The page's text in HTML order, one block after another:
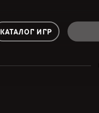
КАТАЛОГ ИГР